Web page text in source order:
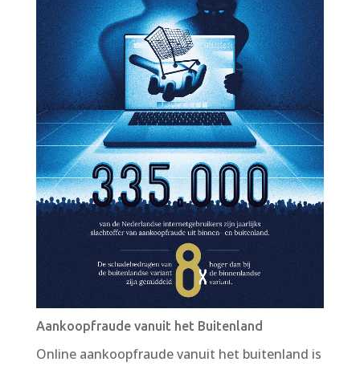
Aankoopfraude vanuit het Buitenland
Online aankoopfraude vanuit het buitenland is